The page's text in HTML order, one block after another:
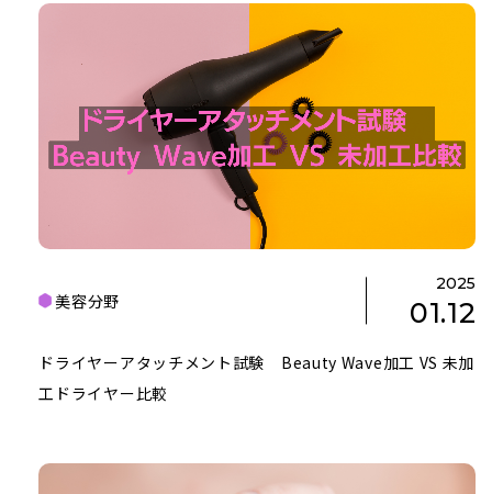
美容分野
2025
01.12
ドライヤーアタッチメント試験 Beauty Wave加工 VS 未加
工ドライヤー比較